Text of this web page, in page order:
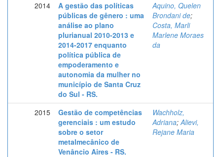
2014
A gestão das políticas
públicas de gênero : uma
análise ao plano
plurianual 2010-2013 e
2014-2017 enquanto
política pública de
empoderamento e
autonomia da mulher no
município de Santa Cruz
do Sul - RS.
Aquino, Quelen
Brondani de;
Costa, Marli
Marlene Moraes
da
2015
Gestão de competências
gerenciais : um estudo
sobre o setor
metalmecânico de
Venâncio Aires - RS.
Wachholz,
Adriana;Alievi,
Rejane Maria